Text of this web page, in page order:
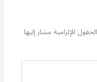
الحقول الإلزامية مشار إليها